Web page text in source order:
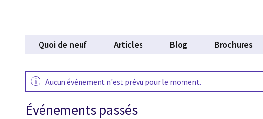
Quoi de neuf Articles Blog Brochures
Aucun événement n'est prévu pour le moment.
Événements passés